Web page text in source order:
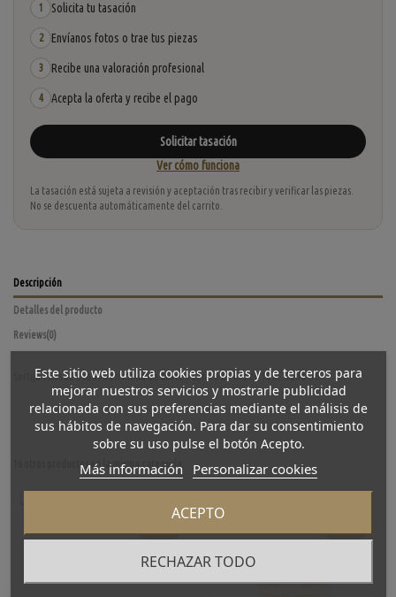
1 Solicita tu tasación
2 Envíanos fotos o trae tus piezas
3 Recibe una valoración profesional
4 Acepta la oferta y recibe el pago
Solicitar tasación
Ver cómo funciona
La tasación está sujeta a revisión y aceptación tras recibir y verificar las piezas.
No se descuenta automáticamente del carrito.
Descripción
Detalles del producto
Reviews(0)
Sortija Tous de ocasión en malla de acero y centro de oro de 18 kt. Talla: 16
16 otros productos en la misma categoría:
Este sitio web utiliza cookies propias y de terceros para
mejorar nuestros servicios y mostrarle publicidad
relacionada con sus preferencias mediante el análisis de
sus hábitos de navegación. Para dar su consentimiento
sobre su uso pulse el botón Acepto.
Más información Personalizar cookies
RECHAZAR TODO
ACEPTO